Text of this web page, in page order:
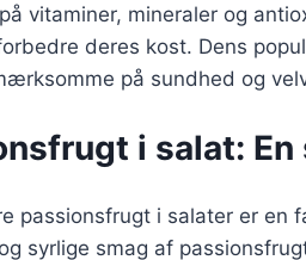
vitaminer, mineraler og
deres kost. Dens
på sundhed og
i salat:
passionsfrugt i salater er
syrlige smag af